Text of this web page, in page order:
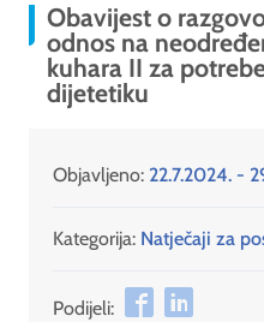
Obavijest o
odnos na
kuhara II za
dijetetiku
Objavljeno: 22.7.2024. -
Kategorija: Natječaji za
Podijeli: